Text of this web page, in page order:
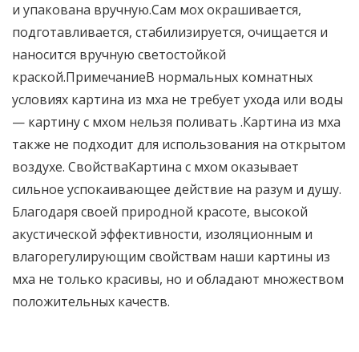
и упакована вручную.Сам мох окрашивается,
подготавливается, стабилизируется, очищается и
наносится вручную светостойкой
краской.ПримечаниеВ нормальных комнатных
условиях картина из мха не требует ухода или воды
— картину с мхом нельзя поливать .Картина из мха
также не подходит для использования на открытом
воздухе. СвойстваКартина с мхом оказывает
сильное успокаивающее действие на разум и душу.
Благодаря своей природной красоте, высокой
акустической эффективности, изоляционным и
влагорегулирующим свойствам наши картины из
мха не только красивы, но и обладают множеством
положительных качеств.